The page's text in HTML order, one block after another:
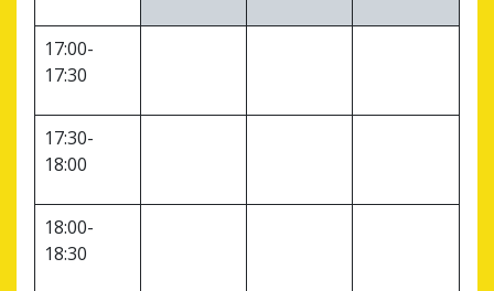
17:00-
17:30
17:30-
18:00
18:00-
18:30